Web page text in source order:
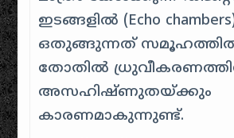
ഇടങ്ങളിൽ (Echo
ഒതുങ്ങുന്നത്
തോതിൽ
അസഹിഷ്ണുതയ്ക്കും
കാരണമാകുന്നുണ്ട്.